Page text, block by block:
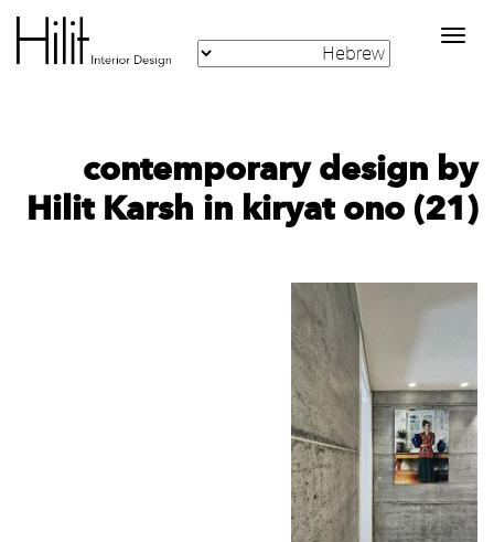
Toggle
navigation
contemporary design by
Hilit Karsh in kiryat ono (21)